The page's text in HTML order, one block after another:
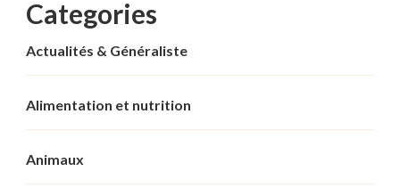
Categories
Actualités & Généraliste
Alimentation et nutrition
Animaux